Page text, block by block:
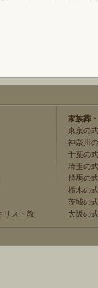
リスト教
家族葬
東京の
神奈川
千葉の
埼玉の
群馬の
栃木の
茨城の
大阪の